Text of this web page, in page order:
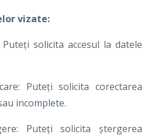
vizate:
solicita accesul la datele
Puteți solicita corectarea
incomplete.
Puteți solicita ștergerea